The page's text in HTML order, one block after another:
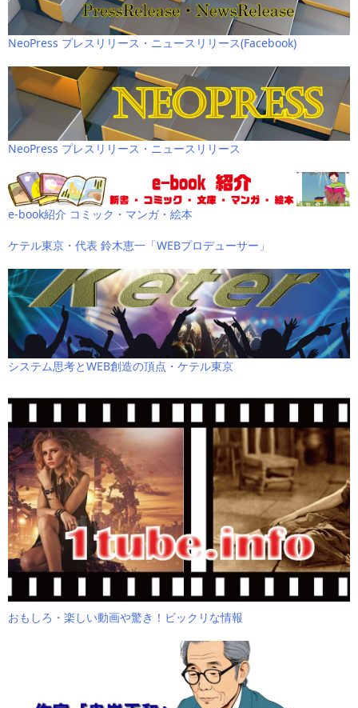
NeoPress プレスリリース・ニュースリリース(Facebook)
NeoPress プレスリリース・ニュースリリース
e-book紹介 コミック・マンガ・絵本
ケテル東京・代表 鈴木恵一「WEBプロデューサー」
システム思考とWEB創造の頂点・ケテル東京
おもしろ・楽しい動画や驚き！ビックリな情報